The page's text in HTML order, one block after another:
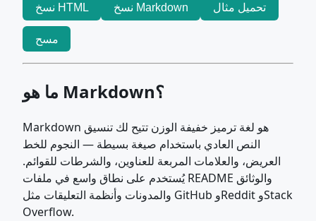
نسخ HTML نسخ Markdown تحميل مثال
مسح
ما هو Markdown؟
Markdown هو لغة ترميز خفيفة الوزن تتيح لك تنسيق
النص العادي باستخدام صيغة بسيطة — النجوم للخط
العريض، والعلامات المربعة للعناوين، والشرطات للقوائم.
يُستخدم على نطاق واسع في ملفات README والوثائق
والمدونات وأنظمة التعليقات مثل GitHub وReddit وStack
Overflow.